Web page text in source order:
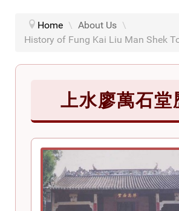
Home \ About Us \
History of Fung Kai Liu Man Shek
上水廖萬石堂